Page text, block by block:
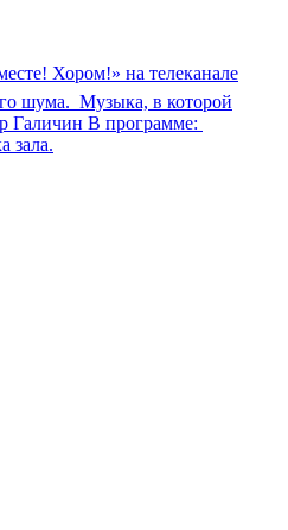
Хором!» на телеканале
шума. Музыка, в которой
Галичин В программе:
зала.